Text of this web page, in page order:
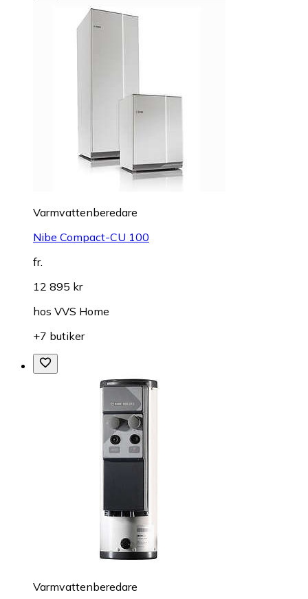
Varmvattenberedare
Nibe Compact-CU 100
fr.
12 895 kr
hos VVS Home
+7 butiker
Varmvattenberedare